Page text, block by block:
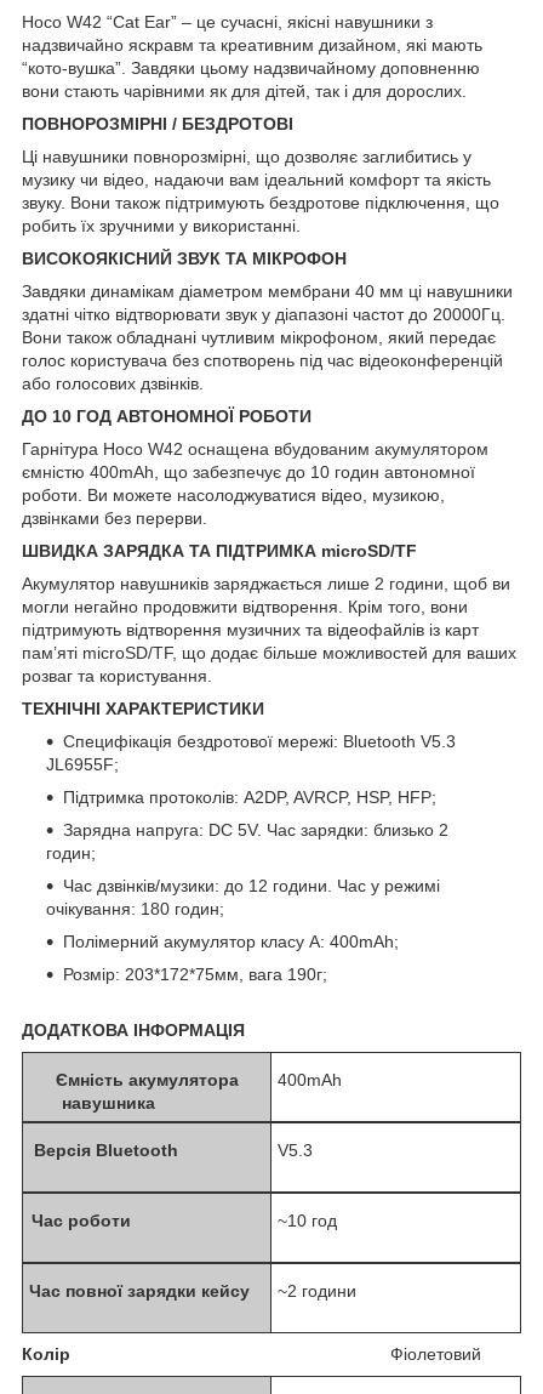
Hoco W42 “Cat Ear” – це сучасні, якісні навушники з
надзвичайно яскравм та креативним дизайном, які мають
“кото-вушка”. Завдяки цьому надзвичайному доповненню
вони стають чарівними як для дітей, так і для дорослих.
ПОВНОРОЗМІРНІ / БЕЗДРОТОВІ
Ці навушники повнорозмірні, що дозволяє заглибитись у
музику чи відео, надаючи вам ідеальний комфорт та якість
звуку. Вони також підтримують бездротове підключення, що
робить їх зручними у використанні.
ВИСОКОЯКІСНИЙ ЗВУК ТА МІКРОФОН
Завдяки динамікам діаметром мембрани 40 мм ці навушники
здатні чітко відтворювати звук у діапазоні частот до 20000Гц.
Вони також обладнані чутливим мікрофоном, який передає
голос користувача без спотворень під час відеоконференцій
або голосових дзвінків.
ДО 10 ГОД АВТОНОМНОЇ РОБОТИ
Гарнітура Hoco W42 оснащена вбудованим акумулятором
ємністю 400mAh, що забезпечує до 10 годин автономної
роботи. Ви можете насолоджуватися відео, музикою,
дзвінками без перерви.
ШВИДКА ЗАРЯДКА ТА ПІДТРИМКА microSD/TF
Акумулятор навушників заряджається лише 2 години, щоб ви
могли негайно продовжити відтворення. Крім того, вони
підтримують відтворення музичних та відеофайлів із карт
пам’яті microSD/TF, що додає більше можливостей для ваших
розваг та користування.
ТЕХНІЧНІ ХАРАКТЕРИСТИКИ
Специфікація бездротової мережі: Bluetooth V5.3
JL6955F;
Підтримка протоколів: A2DP, AVRCP, HSP, HFP;
Зарядна напруга: DC 5V. Час зарядки: близько 2
годин;
Час дзвінків/музики: до 12 години. Час у режимі
очікування: 180 годин;
Полімерний акумулятор класу А: 400mAh;
Розмір: 203*172*75мм, вага 190г;
ДОДАТКОВА ІНФОРМАЦІЯ
Ємність акумулятора
навушника
400mAh
Версія Bluetooth V5.3
Час роботи ~10 год
Час повної зарядки кейсу ~2 години
Колір Фіолетовий